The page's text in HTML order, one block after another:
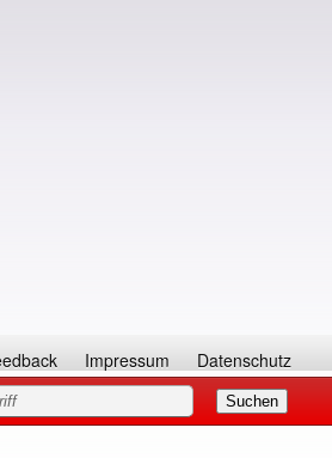
Impressum Datenschutz